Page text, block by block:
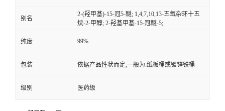
别名
2-(羟甲基)-15-冠5-醚; 1,4,7,10,13-五氧杂环十五
烷-2-甲醇; 2-羟基甲基-15-冠醚-5;
纯度 99%
包装 依据产品性状而定,一般为:纸板桶或镀锌铁桶
级别 医药级